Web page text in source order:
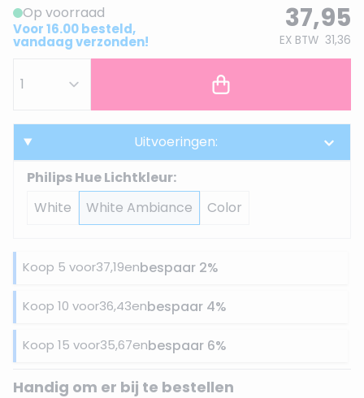
Op voorraad
Voor 16.00 besteld,
vandaag verzonden!
37,95
EX BTW 31,36
Uitvoeringen:
Philips Hue Lichtkleur:
White
White Ambiance Color
Koop 5 voor37,19enbespaar 2%
Koop 10 voor36,43enbespaar 4%
Koop 15 voor35,67enbespaar 6%
Handig om er bij te bestellen